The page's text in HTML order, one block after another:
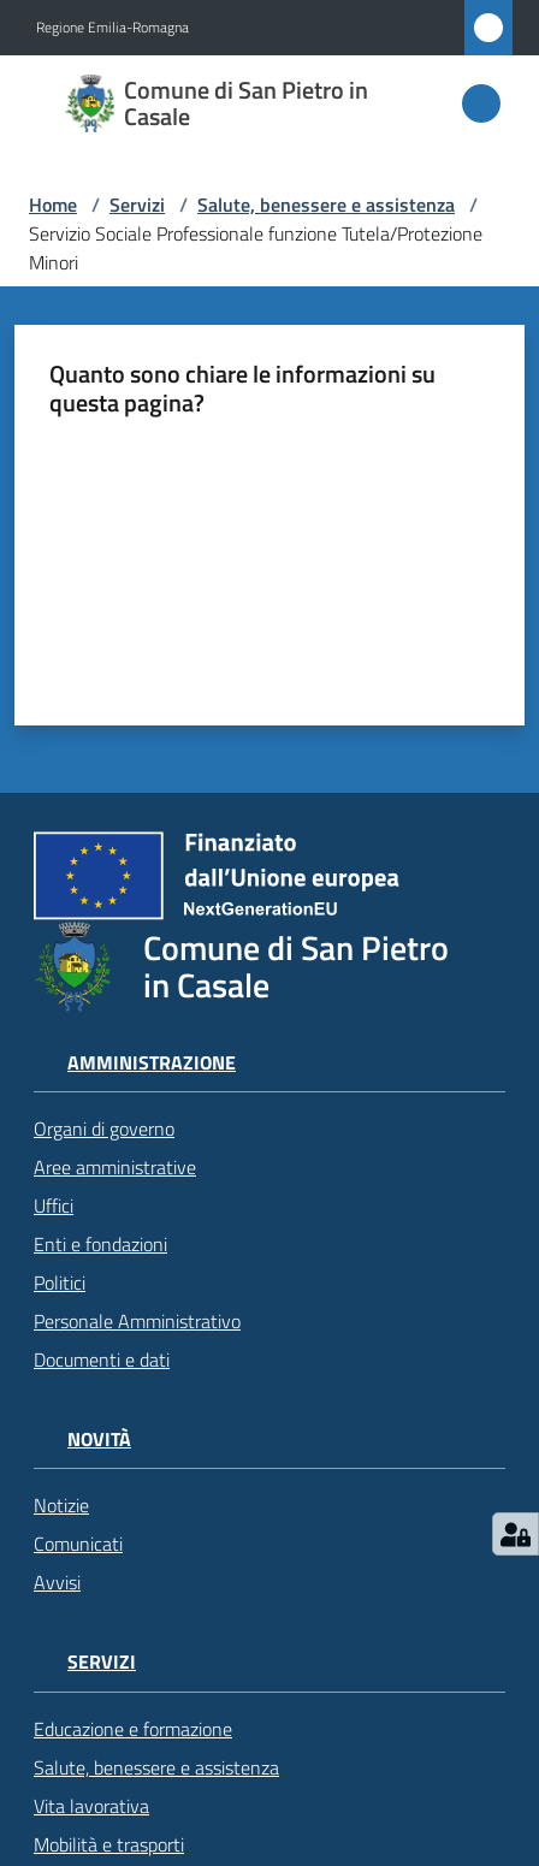
Regione Emilia-Romagna
Comune di San Pietro in
Casale
Comune
di San
in
Casale
Amministrazione
Novità
Tutti
argomenti...
Home / Servizi / Salute, benessere e assistenza /
Servizio Sociale Professionale funzione Tutela/Protezione
Minori
Quanto sono chiare le informazioni su
questa pagina?
Comune di San Pietro
in Casale
AMMINISTRAZIONE
Organi di governo
Aree amministrative
Uffici
Enti e fondazioni
Politici
Personale Amministrativo
Documenti e dati
NOVITÀ
Notizie
Comunicati
Avvisi
SERVIZI
Educazione e formazione
Salute, benessere e assistenza
Vita lavorativa
Mobilità e trasporti